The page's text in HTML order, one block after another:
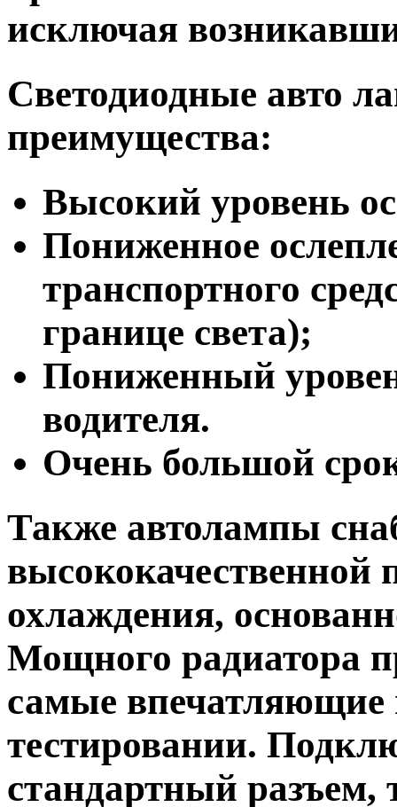
исключая
Светодиодные авто
преимущества:
Высокий уровень
Пониженное
транспортного
границе света);
Пониженный
водителя.
Очень большой
Также автолампы
высококачественной
охлаждения,
Мощного радиатора
самые впечатляющие
тестировании.
стандартный разъем,